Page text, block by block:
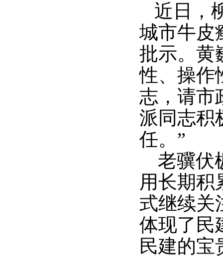
近日，
城市牛皮
批示。黄
性、操作
志，请市
派同志积
任。”
老骥伏
用长期积
式继续关
体现了民
民建的